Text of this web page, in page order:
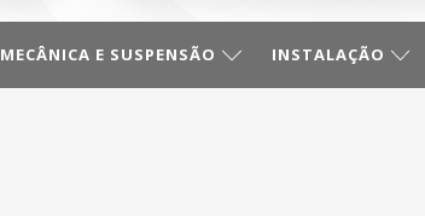
MECÂNICA E SUSPENSÃO INSTALAÇÃO